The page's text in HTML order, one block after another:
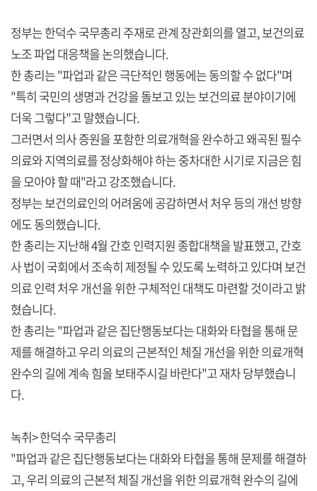
정부는 한덕수 국무총리 주재로 관계 장관회의를 열고, 보건의료
노조 파업 대응책을 논의했습니다.
한 총리는 "파업과 같은 극단적인 행동에는 동의할 수 없다"며
"특히 국민의 생명과 건강을 돌보고 있는 보건의료 분야이기에
더욱 그렇다"고 말했습니다.
그러면서 의사 증원을 포함한 의료개혁을 완수하고 왜곡된 필수
의료와 지역의료를 정상화해야 하는 중차대한 시기로 지금은 힘
을 모아야 할 때"라고 강조했습니다.
정부는 보건의료인의 어려움에 공감하면서 처우 등의 개선 방향
에도 동의했습니다.
한 총리는 지난해 4월 간호 인력지원 종합대책을 발표했고, 간호
사 법이 국회에서 조속히 제정될 수 있도록 노력하고 있다며 보건
의료 인력 처우 개선을 위한 구체적인 대책도 마련할 것이라고 밝
혔습니다.
한 총리는 "파업과 같은 집단행동보다는 대화와 타협을 통해 문
제를 해결하고 우리 의료의 근본적인 체질 개선을 위한 의료개혁
완수의 길에 계속 힘을 보태주시길 바란다"고 재차 당부했습니
다.
녹취> 한덕수 국무총리
"파업과 같은 집단행동보다는 대화와 타협을 통해 문제를 해결하
고, 우리 의료의 근본적 체질 개선을 위한 의료개혁 완수의 길에